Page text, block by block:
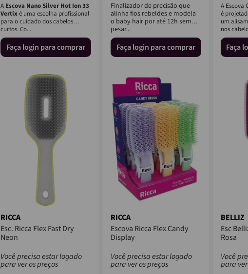
A Escova Nano Silver Hot Ion 33
Vertixé uma escolha profissional
para o cuidado dos cabelos
curtos. Co...
Faça login para comprar
Finalizador de precisão que
alinha fios rebeldes e modela
o baby hair por até 12h sem
pesar...
Faça login para comprar
A Escova
é
um
nos
Faça
RICCA
Esc. Ricca Flex Fast Dry
Neon
Você precisa estar logado
para ver os preços
RICCA
Escova Ricca Flex Candy
Display
Você precisa estar logado
para ver os preços
BELLIZ
Esc
Rosa
Você
para